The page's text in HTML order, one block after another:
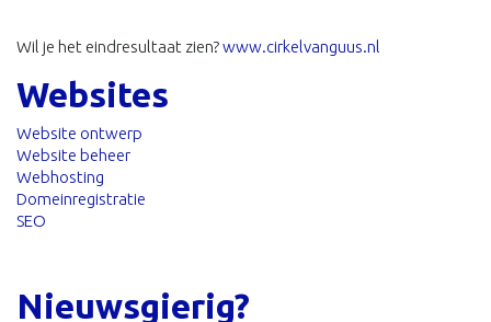
Wil je het eindresultaat zien?www.cirkelvanguus.nl
Websites
Website ontwerp
Website beheer
Webhosting
Domeinregistratie
SEO
Nieuwsgierig?